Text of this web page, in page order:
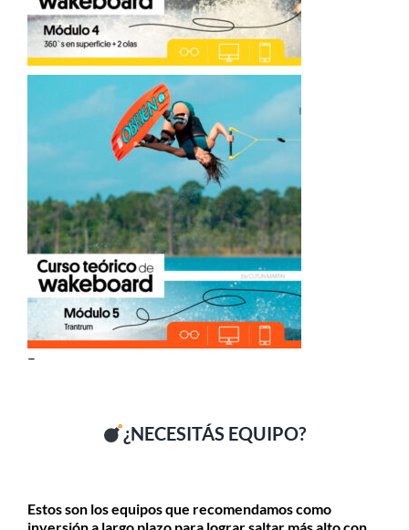
–
¿NECESITÁS EQUIPO?
Estos son los equipos que recomendamos como